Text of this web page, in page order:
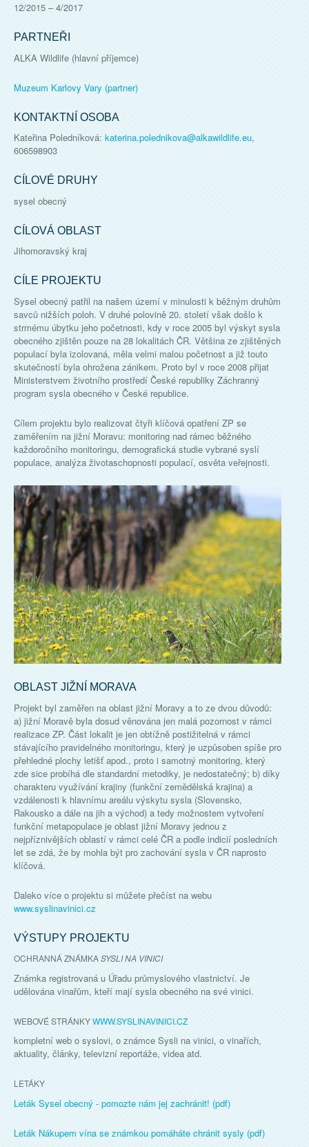
12/2015 –4/2017
PARTNEŘI
ALKA Wildlife (hlavní příjemce)
Muzeum Karlovy Vary (partner)
KONTAKTNÍ OSOBA
Kateřina Poledníková: katerina.polednikova@alkawildlife.eu,
606598903
CÍLOVÉ DRUHY
sysel obecný
CÍLOVÁ OBLAST
Jihomoravský kraj
CÍLE PROJEKTU
Sysel obecný patřil na našem území v minulosti k běžným druhům
savců nižších poloh. V druhé polovině 20. století však došlo k
strmému úbytku jeho početnosti, kdy v roce 2005 byl výskyt sysla
obecného zjištěn pouze na 28 lokalitách ČR. Většina ze zjištěných
populací byla izolovaná, měla velmi malou početnost a již touto
skutečností byla ohrožena zánikem. Proto byl v roce 2008 přijat
Ministerstvem životního prostředí České republiky Záchranný
program sysla obecného v České republice.
Cílem projektu bylo realizovat čtyři klíčová opatření ZP se
zaměřením na jižní Moravu: monitoring nad rámec běžného
každoročního monitoringu, demografická studie vybrané syslí
populace, analýza životaschopnosti populací, osvěta veřejnosti.
OBLAST JIŽNÍ MORAVA
Projekt byl zaměřen na oblast jižní Moravy a to ze dvou důvodů:
a) jižní Moravě byla dosud věnována jen malá pozornost v rámci
realizace ZP. Část lokalit je jen obtížně postižitelná v rámci
stávajícího pravidelného monitoringu, který je uzpůsoben spíše pro
přehledné plochy letišť apod., proto i samotný monitoring, který
zde sice probíhá dle standardní metodiky, je nedostatečný; b) díky
charakteru využívání krajiny (funkční zemědělská krajina) a
vzdálenosti k hlavnímu areálu výskytu sysla (Slovensko,
Rakousko a dále na jih a východ) a tedy možnostem vytvoření
funkční metapopulace je oblast jižní Moravy jednou z
nejpříznivějších oblastí v rámci celé ČR a podle indicií posledních
let se zdá, že by mohla být pro zachování sysla v ČR naprosto
klíčová.
Daleko více o projektu si můžete přečíst na webu
www.syslinavinici.cz
VÝSTUPY PROJEKTU
OCHRANNÁ ZNÁMKASYSLI NA VINICI
Známka registrovaná u Úřadu průmyslového vlastnictví. Je
udělována vinařům, kteří mají sysla obecného na své vinici.
WEBOVÉ STRÁNKYWWW.SYSLINAVINICI.CZ
kompletní web o syslovi, o známce Sysli na vinici, o vinařích,
aktuality, články, televizní reportáže, videa atd.
LETÁKY
Leták Sysel obecný - pomozte nám jej zachránit! (pdf)
Leták Nákupem vína se známkou pomáháte chránit sysly (pdf)